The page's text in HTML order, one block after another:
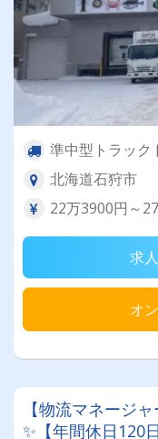
準中型トラック
北海道石狩市
22万3900円～
求
オ
【物流マネージ
✨【年間休日120